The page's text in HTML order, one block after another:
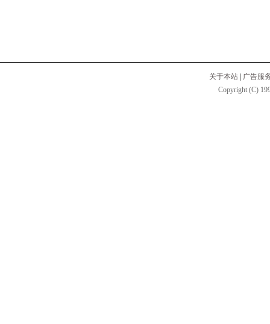
关于本站
广告服
Copyright (C)